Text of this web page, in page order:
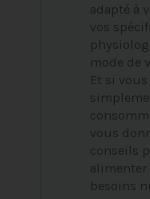
adapté à
vos
mode de
Et si
vous
conseils
alimenter
besoins